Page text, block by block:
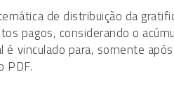
de distribuição da
pagos, considerando o
é vinculado para, somente
PDF.